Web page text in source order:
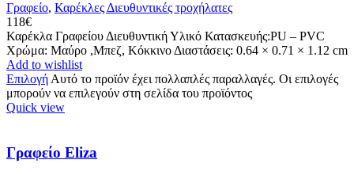
Γραφείο, Καρέκλες Διευθυντικές τροχήλατες
118€
Καρέκλα Γραφείου Διευθυντική Υλικό Κατασκευής:PU – PVC
Xρώμα: Μαύρο ,Μπεζ, Κόκκινο Διαστάσεις: 0.64 × 0.71 × 1.12 cm
Add to wishlist
ΕπιλογήΑυτό το προϊόν έχει πολλαπλές παραλλαγές. Οι επιλογές
μπορούν να επιλεγούν στη σελίδα του προϊόντος
Quick view
Γραφείο Eliza